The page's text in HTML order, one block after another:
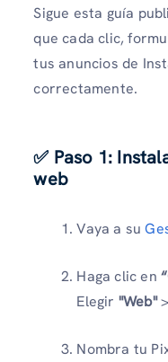
Sigue esta guía
que cada clic,
tus anuncios de
correctamente.
✅ Paso 1:
web
Vaya a su
Haga clic en
Elegir "Web"
Nombra tu